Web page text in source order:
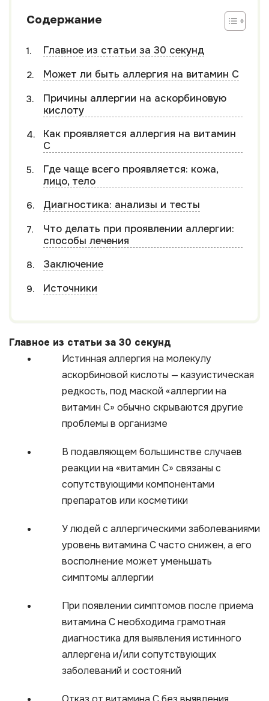
Содержание
Главное из статьи за 30 секунд
Может ли быть аллергия на витамин С
Причины аллергии на аскорбиновую
кислоту
Как проявляется аллергия на витамин
С
Где чаще всего проявляется: кожа,
лицо, тело
Диагностика: анализы и тесты
Что делать при проявлении аллергии:
способы лечения
Заключение
Источники
Главное из статьи за 30 секунд
Истинная аллергия на молекулу
аскорбиновой кислоты — казуистическая
редкость, под маской «аллергии на
витамин С» обычно скрываются другие
проблемы в организме
В подавляющем большинстве случаев
реакции на «витамин С» связаны с
сопутствующими компонентами
препаратов или косметики
У людей с аллергическими заболеваниями
уровень витамина С часто снижен, а его
восполнение может уменьшать
симптомы аллергии
При появлении симптомов после приема
витамина С необходима грамотная
диагностика для выявления истинного
аллергена и/или сопутствующих
заболеваний и состояний